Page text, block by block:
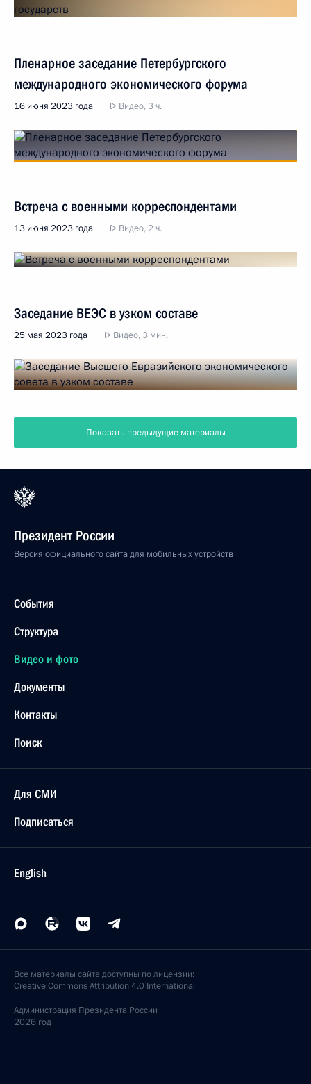
Пленарное заседание Петербургского
международного экономического форума
16 июня 2023 года Видео, 3 ч.
Встреча с военными корреспондентами
13 июня 2023 года Видео, 2 ч.
Заседание ВЕЭС в узком составе
25 мая 2023 года Видео, 3 мин.
Показать предыдущие материалы
Президент России
Версия официального сайта для мобильных устройств
События
Структура
Видео и фото
Документы
Контакты
Поиск
Для СМИ
Подписаться
English
Все материалы сайта доступны по лицензии:
Creative Commons Attribution 4.0 International
Администрация Президента России
2026 год